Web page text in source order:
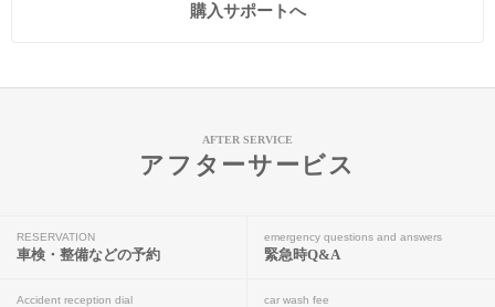
購入サポートへ
AFTER SERVICE
アフターサービス
RESERVATION
車検・整備などの予約
emergency questions and answers
緊急時Q&A
Accident reception dial car wash fee